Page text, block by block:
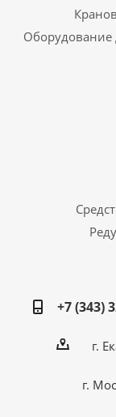
Оборудование
+7 (343)
г.
г.